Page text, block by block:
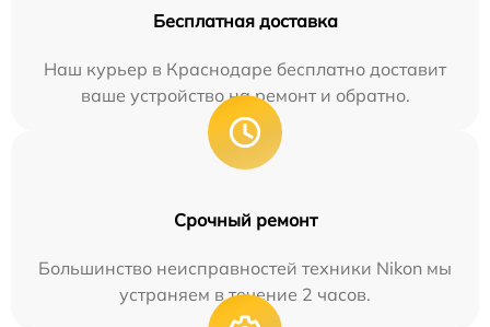
Бесплатная доставка
Наш курьер в Краснодаре бесплатно доставит
ваше устройство на ремонт и обратно.
Срочный ремонт
Большинство неисправностей техники Nikon мы
устраняем в течение 2 часов.